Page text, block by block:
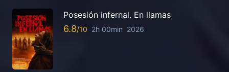
Posesión infernal. En llamas
6.8 2h 00min 2026